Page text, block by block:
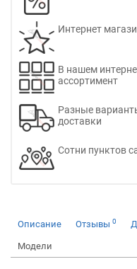
Интернет
В нашем
ассортимент
Разные
доставки
Сотни пунктов
Описание Отзывы 0
Модели